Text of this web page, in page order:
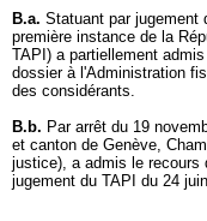
B.a. Statuant par jugement
première instance de la
TAPI) a partiellement
dossier à l'Administration
des considérants.
B.b. Par arrêt du 19
et canton de Genève,
justice), a admis le recours
jugement du TAPI du 24